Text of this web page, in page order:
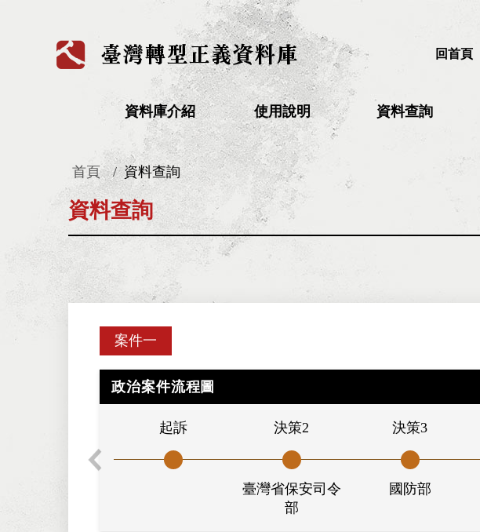
回首頁
資料庫介紹 使用說明 資料查詢
首頁 資料查詢
資料查詢
案件一
政治案件流程圖
起訴 決策2
臺灣省保安司令
部
決策3
國防部